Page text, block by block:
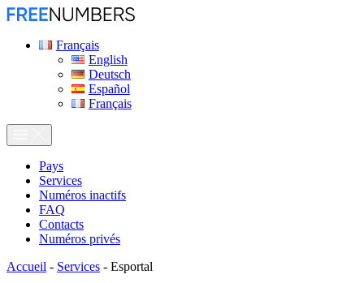
Français
English
Deutsch
Español
Français
Pays
Services
Numéros inactifs
FAQ
Contacts
Numéros privés
Accueil - Services - Esportal